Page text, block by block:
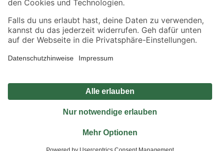
Alle Preisangaben in EUR inkl. gesetzl. MwSt.. Die dargestellten Angebote sind unter
Umständen nicht in allen Märkten verfügbar. Die angegebenen Verfügbarkeiten beziehen
Produkte nur solange der Vorrat reicht.
*Paketversand ab 59 € versandkostenfrei, gilt nicht für Artikel mit Speditionsversand, hier
Privatsphäre Impressum
Nutzungsbedingungen
Widerrufsrecht
Vertrag widerrufen
© 2026 toom Baumarkt GmbH